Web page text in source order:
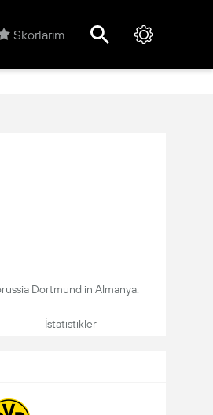
Skorlarım
Dortmund in Almanya.
İstatistikler